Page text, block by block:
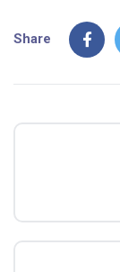
Share